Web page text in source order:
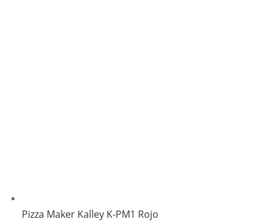
Pizza Maker Kalley K-PM1 Rojo